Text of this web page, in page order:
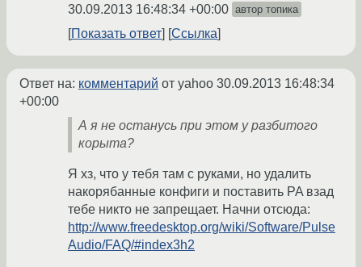
30.09.2013 16:48:34 +00:00 автор топика
Показать ответ Ссылка
Ответ на: комментарий от yahoo 30.09.2013 16:48:34
+00:00
А я не останусь при этом у разбитого
корыта?
Я хз, что у тебя там с руками, но удалить
накорябанные конфиги и поставить PA взад
тебе никто не запрещает. Начни отсюда:
http://www.freedesktop.org/wiki/Software/Pulse
Audio/FAQ/#index3h2